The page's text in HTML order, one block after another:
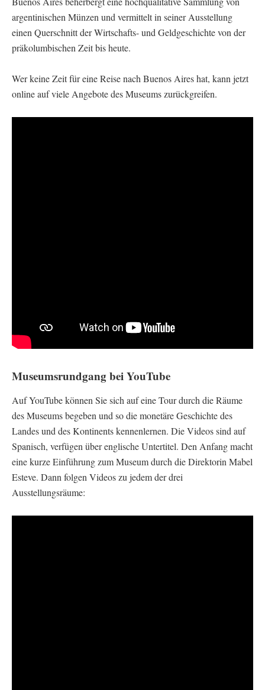
argentinischen Münzen und vermittelt in seiner Ausstellung
einen Querschnitt der Wirtschafts- und Geldgeschichte von der
präkolumbischen Zeit bis heute.
Wer keine Zeit für eine Reise nach Buenos Aires hat, kann jetzt
online auf viele Angebote des Museums zurückgreifen.
Museumsrundgang bei YouTube
Auf YouTube können Sie sich auf eine Tour durch die Räume
des Museums begeben und so die monetäre Geschichte des
Landes und des Kontinents kennenlernen. Die Videos sind auf
Spanisch, verfügen über englische Untertitel. Den Anfang macht
eine kurze Einführung zum Museum durch die Direktorin Mabel
Esteve. Dann folgen Videos zu jedem der drei
Ausstellungsräume: